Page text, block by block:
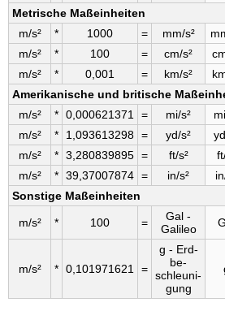
Metrische Maßeinheiten
m/s²
* 1000 = mm/s²
m/s²
* 100 = cm/s²
m/s²
* 0,001 = km/s²
Amerikanische und britische
m/s²
* 0,000621371 = mi/s²
m/s²
* 1,093613298 = yd/s²
m/s²
* 3,280839895 = ft/s²
m/s²
* 39,37007874 = in/s²
Sonstige Maßeinheiten
m/s² * 100 =
Gal -
Galileo
m/s² * 0,101971621 =
g - Erd­
be­
schleuni­
gung